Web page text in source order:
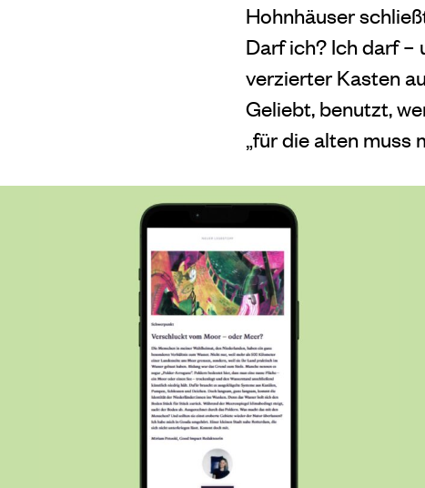
Hohnhäuser
Darf ich? Ich darf –
verzierter Kasten
Geliebt, benutzt,
„für die alten